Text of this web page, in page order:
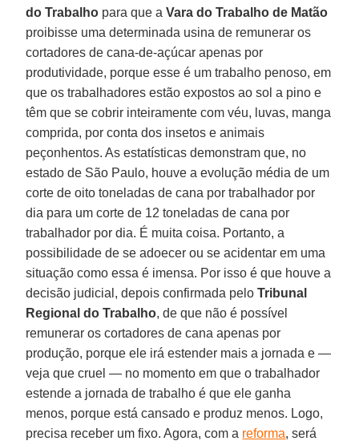
do Trabalho para que aVara do Trabalho de Matão
proibisse uma determinada usina de remunerar os
cortadores de cana-de-açúcar apenas por
produtividade, porque esse é um trabalho penoso, em
que os trabalhadores estão expostos ao sol a pino e
têm que se cobrir inteiramente com véu, luvas, manga
comprida, por conta dos insetos e animais
peçonhentos. As estatísticas demonstram que, no
estado de São Paulo, houve a evolução média de um
corte de oito toneladas de cana por trabalhador por
dia para um corte de 12 toneladas de cana por
trabalhador por dia. É muita coisa. Portanto, a
possibilidade de se adoecer ou se acidentar em uma
situação como essa é imensa. Por isso é que houve a
decisão judicial, depois confirmada peloTribunal
Regional do Trabalho, de que não é possível
remunerar os cortadores de cana apenas por
produção, porque ele irá estender mais a jornada e —
veja que cruel — no momento em que o trabalhador
estende a jornada de trabalho é que ele ganha
menos, porque está cansado e produz menos. Logo,
precisa receber um fixo. Agora, com a reforma, será